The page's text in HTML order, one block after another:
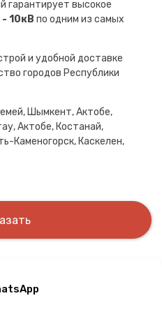
гарантирует высокое
10кВ по одним из самых
и удобной доставке
городов Республики
Шымкент, Актобе,
Актобе, Костанай,
Каменогорск, Каскелен,